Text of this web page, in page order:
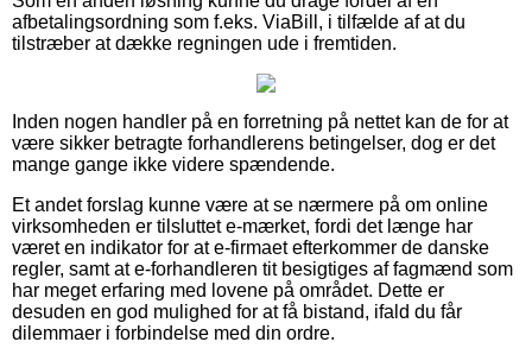
afbetalingsordning som f.eks. ViaBill, i tilfælde af at du
tilstræber at dække regningen ude i fremtiden.
Inden nogen handler på en forretning på nettet kan de for at
være sikker betragte forhandlerens betingelser, dog er det
mange gange ikke videre spændende.
Et andet forslag kunne være at se nærmere på om online
virksomheden er tilsluttet e-mærket, fordi det længe har
været en indikator for at e-firmaet efterkommer de danske
regler, samt at e-forhandleren tit besigtiges af fagmænd som
har meget erfaring med lovene på området. Dette er
desuden en god mulighed for at få bistand, ifald du får
dilemmaer i forbindelse med din ordre.